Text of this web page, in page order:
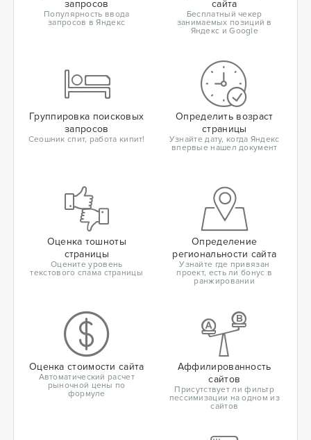
запросов
Популярность ввода
запросов в Яндекс
сайта
Бесплатный чекер
занимаемых позиций в
Яндекс и Google
Группировка поисковых
запросов
Сеошник спит, работа кипит!
Определить возраст
страницы
Узнайте дату, когда Яндекс
впервые нашел документ
Оценка тошноты
страницы
Оцените уровень
текстового спама страницы
Определение
региональности сайта
Узнайте где привязан
проект, есть ли бонус в
ранжировании
Оценка стоимости сайта
Автоматический расчет
рыночной цены по
формуле
Аффилированность
сайтов
Присутствует ли фильтр
пессимизации на одном из
сайтов